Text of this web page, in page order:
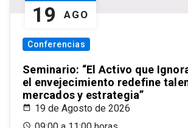
19 AGO
Conferencias
Seminario: “El Activo que
el envejecimiento redefine
mercados y estrategia”
19 de Agosto de 2026